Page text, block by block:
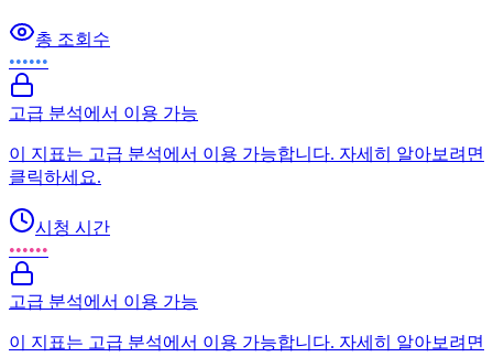
총 조회수
••••••
고급 분석에서 이용 가능
이 지표는 고급 분석에서 이용 가능합니다. 자세히 알아보려면
클릭하세요.
시청 시간
••••••
고급 분석에서 이용 가능
이 지표는 고급 분석에서 이용 가능합니다. 자세히 알아보려면